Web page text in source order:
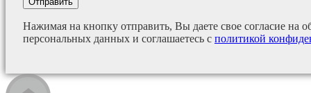
Нажимая на кнопку отправить, Вы даете свое согласие на
персональных данных и соглашаетесь с политикой